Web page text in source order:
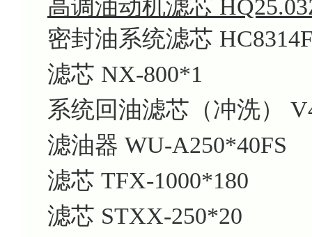
高调油动机滤芯
密封油系统滤芯
滤芯 NX-800*1
系统回油滤芯（冲洗）
滤油器 WU-A250*40FS
滤芯 TFX-1000*180
滤芯 STXX-250*20